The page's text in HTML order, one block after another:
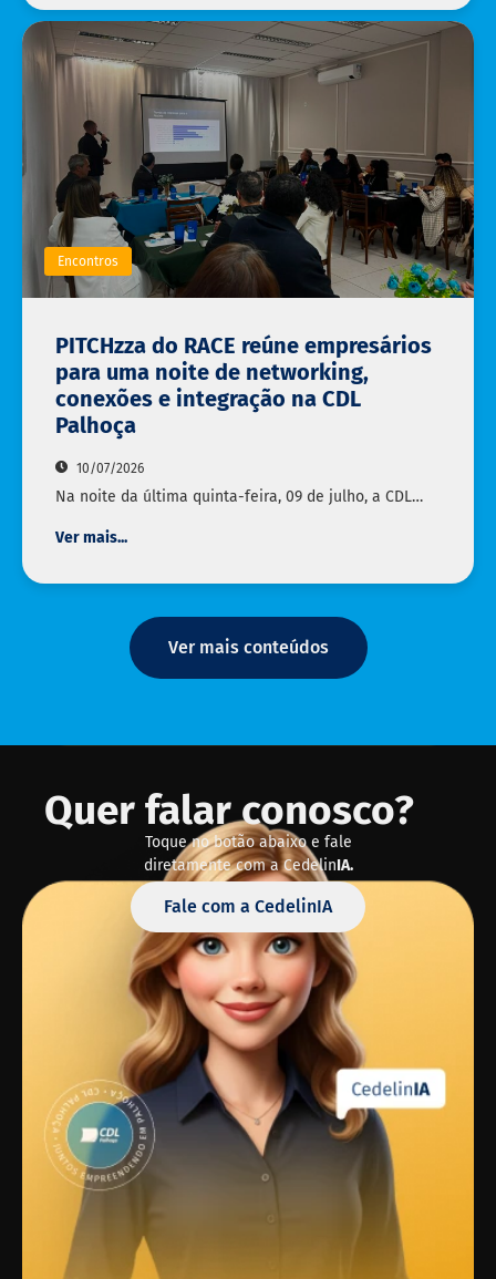
Encontros
PITCHzza do RACE reúne empresários
para uma noite de networking,
conexões e integração na CDL
Palhoça
10/07/2026
Na noite da última quinta-feira, 09 de julho, a CDL…
Ver mais...
Ver mais conteúdos
Quer falar conosco?
Toque no botão abaixo e fale
diretamente com a CedelinIA.
Fale com a CedelinIA